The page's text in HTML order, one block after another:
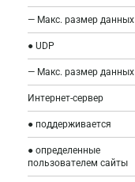
— Макс. размер данных
● UDP
— Макс. размер данных
Интернет-сервер
● поддерживается
● определенные
пользователем сайты